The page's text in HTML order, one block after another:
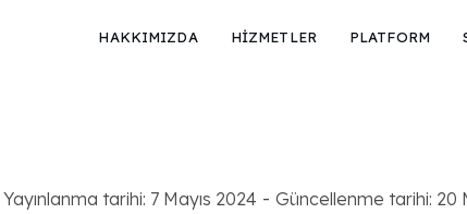
HAKKIMIZDA HİZMETLER PLATFORM
Yayınlanma tarihi: 7 Mayıs 2024 - Güncellenme tarihi: 20